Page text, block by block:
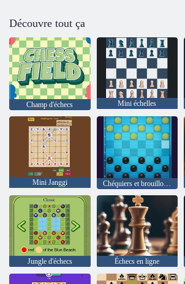
Découvre tout ça
Champ d'échecs Mini échelles
Mini Janggi Chéquiers et brouillons multijoueur
Jungle d'échecs Échecs en ligne